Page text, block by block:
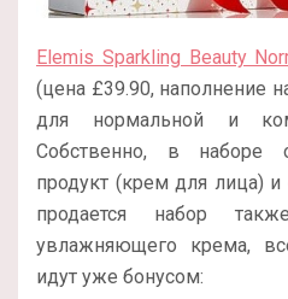
Elemis Sparkling Beauty
(цена £39.90, наполнение
для нормальной и
Собственно, в наборе
продукт (крем для лица)
продается набор
увлажняющего крема,
идут уже бонусом: